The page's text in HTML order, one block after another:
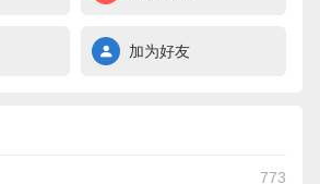
加为好友
773